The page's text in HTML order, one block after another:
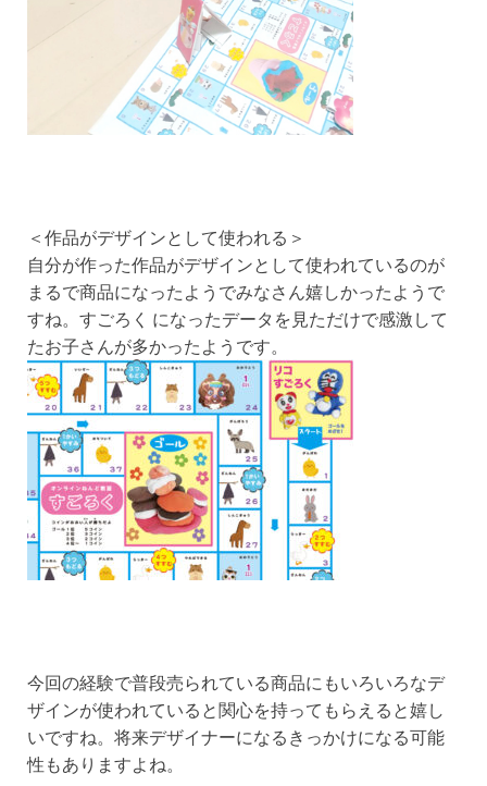
＜作品がデザインとして使われる＞
自分が作った作品がデザインとして使われているのが
まるで商品になったようでみなさん嬉しかったようで
すね。すごろく になったデータを見ただけで感激して
たお子さんが多かったようです。
今回の経験で普段売られている商品にもいろいろなデ
ザインが使われていると関心を持ってもらえると嬉し
いですね。将来デザイナーになるきっかけになる可能
性もありますよね。